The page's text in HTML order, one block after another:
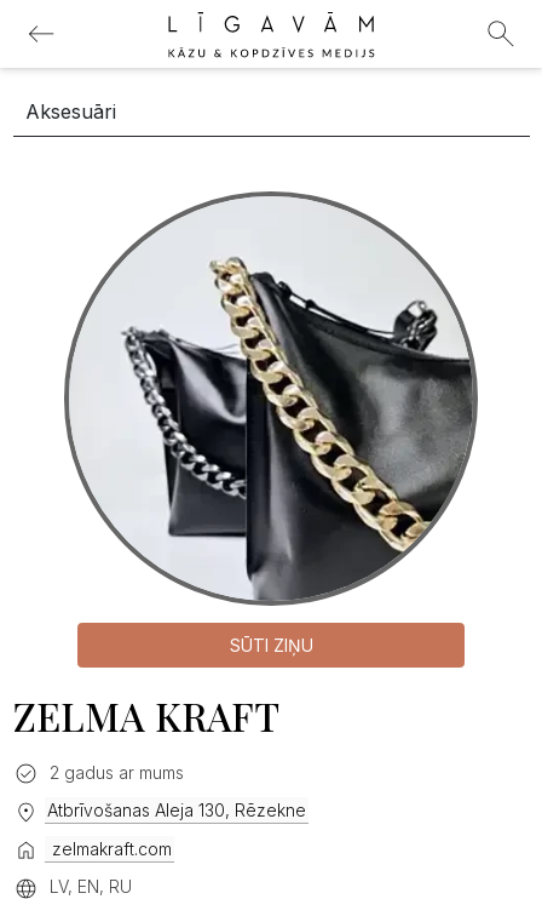
SŪTI ZIŅU
ZELMA KRAFT
2 gadus ar mums
Atbrīvošanas Aleja 130, Rēzekne
zelmakraft.com
LV, EN, RU